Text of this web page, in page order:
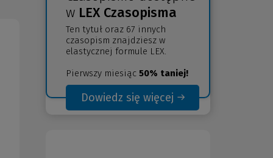
w LEX Czasopisma
Ten tytuł oraz 67 innych
czasopism znajdziesz w
elastycznej formule LEX.
Pierwszy miesiąc 50% taniej!
Dowiedz się więcej
(Nowe
(Link